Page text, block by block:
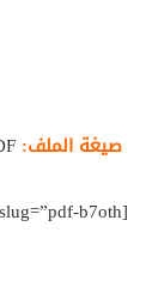
صيغة الملف:
[hf_form slug=”pdf-b7oth”]